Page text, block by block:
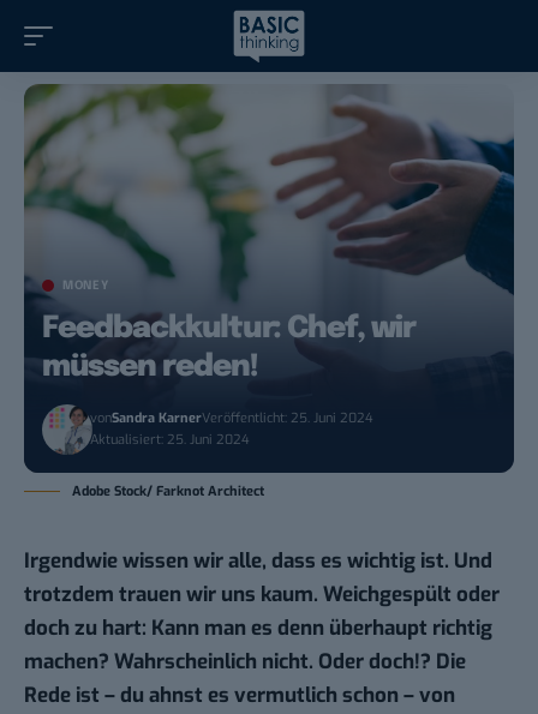
MONEY
Feedbackkultur: Chef, wir
müssen reden!
vonSandra KarnerVeröffentlicht: 25. Juni 2024
Aktualisiert: 25. Juni 2024
Adobe Stock/ Farknot Architect
Irgendwie wissen wir alle, dass es wichtig ist. Und
trotzdem trauen wir uns kaum. Weichgespült oder
doch zu hart: Kann man es denn überhaupt richtig
machen? Wahrscheinlich nicht. Oder doch!? Die
Rede ist – du ahnst es vermutlich schon – von